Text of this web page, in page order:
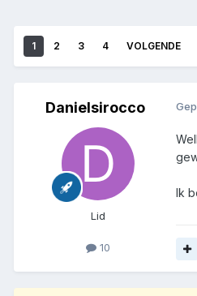
1 2 3 4 VOLGENDE
Danielsirocco
Lid
10
Ik